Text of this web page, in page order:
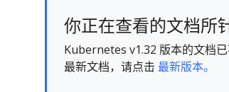
你正在查看的文档所
Kubernetes v1.32 版本的文档
最新文档，请点击 最新版本。